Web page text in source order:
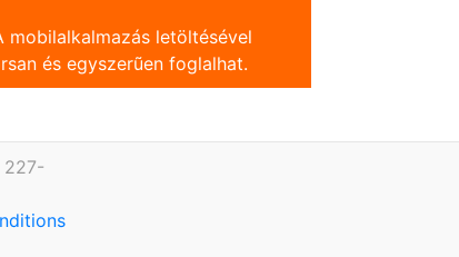
mobilalkalmazás letöltésével
és egyszerũen foglalhat.